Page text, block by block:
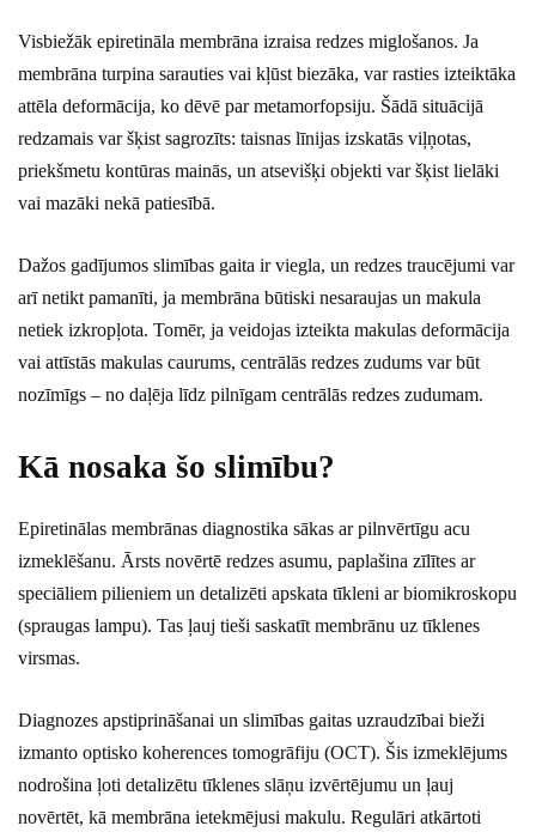
Visbiežāk epiretināla membrāna izraisa redzes miglošanos. Ja
membrāna turpina sarauties vai kļūst biezāka, var rasties izteiktāka
attēla deformācija, ko dēvē par metamorfopsiju. Šādā situācijā
redzamais var šķist sagrozīts: taisnas līnijas izskatās viļņotas,
priekšmetu kontūras mainās, un atsevišķi objekti var šķist lielāki
vai mazāki nekā patiesībā.
Dažos gadījumos slimības gaita ir viegla, un redzes traucējumi var
arī netikt pamanīti, ja membrāna būtiski nesaraujas un makula
netiek izkropļota. Tomēr, ja veidojas izteikta makulas deformācija
vai attīstās makulas caurums, centrālās redzes zudums var būt
nozīmīgs – no daļēja līdz pilnīgam centrālās redzes zudumam.
Kā nosaka šo slimību?
Epiretinālas membrānas diagnostika sākas ar pilnvērtīgu acu
izmeklēšanu. Ārsts novērtē redzes asumu, paplašina zīlītes ar
speciāliem pilieniem un detalizēti apskata tīkleni ar biomikroskopu
(spraugas lampu). Tas ļauj tieši saskatīt membrānu uz tīklenes
virsmas.
Diagnozes apstiprināšanai un slimības gaitas uzraudzībai bieži
izmanto optisko koherences tomogrāfiju (OCT). Šis izmeklējums
nodrošina ļoti detalizētu tīklenes slāņu izvērtējumu un ļauj
novērtēt, kā membrāna ietekmējusi makulu. Regulāri atkārtoti